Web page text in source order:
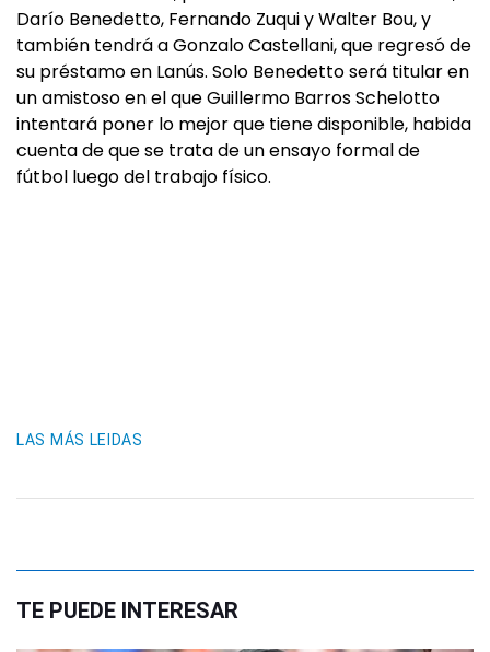
Darío Benedetto, Fernando Zuqui y Walter Bou, y
también tendrá a Gonzalo Castellani, que regresó de
su préstamo en Lanús. Solo Benedetto será titular en
un amistoso en el que Guillermo Barros Schelotto
intentará poner lo mejor que tiene disponible, habida
cuenta de que se trata de un ensayo formal de
fútbol luego del trabajo físico.
LAS MÁS LEIDAS
TE PUEDE INTERESAR